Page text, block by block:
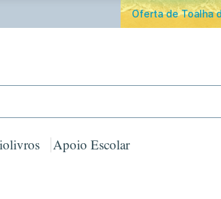
em compras ≥ 30€ de artigos assinalados
Apoio Escolar